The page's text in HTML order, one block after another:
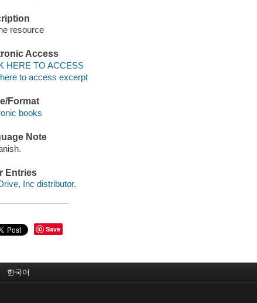
resource
Access
HERE TO ACCESS
to access excerpt
Format
books
Note
Entries
Inc distributor.
Save
한국어